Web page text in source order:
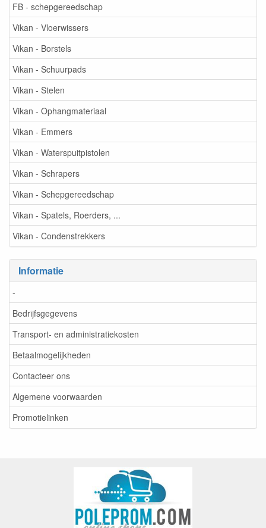
FB - schepgereedschap
Vikan - Vloerwissers
Vikan - Borstels
Vikan - Schuurpads
Vikan - Stelen
Vikan - Ophangmateriaal
Vikan - Emmers
Vikan - Waterspuitpistolen
Vikan - Schrapers
Vikan - Schepgereedschap
Vikan - Spatels, Roerders, ...
Vikan - Condenstrekkers
Informatie
-
Bedrijfsgegevens
Transport- en administratiekosten
Betaalmogelijkheden
Contacteer ons
Algemene voorwaarden
Promotielinken